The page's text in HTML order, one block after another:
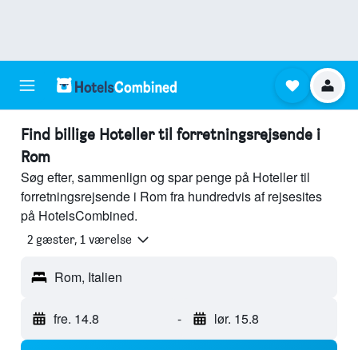
Find billige Hoteller til forretningsrejsende i
Rom
Søg efter, sammenlign og spar penge på Hoteller til
forretningsrejsende i Rom fra hundredvis af rejsesites
på HotelsCombined.
2 gæster, 1 værelse
Rom, Italien
fre. 14.8 - lør. 15.8